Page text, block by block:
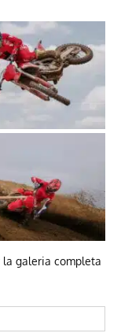
la galeria completa